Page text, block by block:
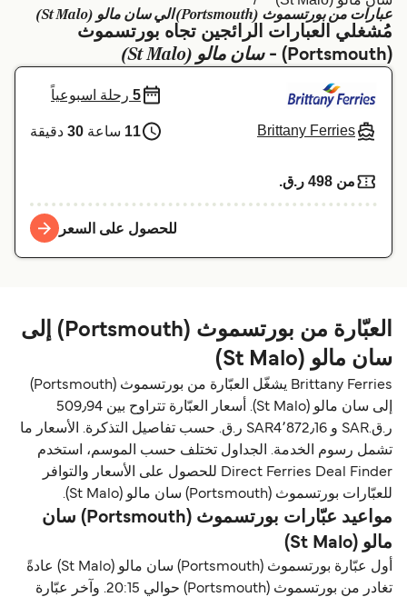
Deutschland
Schweiz (DE)
Norge
Україна
Indonesia
Maroc (FR)
عبارات من بورتسموث (Portsmouth) الي سان مالو (St Malo)
مُشغلي العبارات الرائجين تجاه بورتسموث
(Portsmouth) -
سان مالو (St Malo)
Brittany Ferries
5 رحلة اسبوعياً
11 ساعة 30 دقيقة
من 498 ر.ق.‏
للحصول على السعر
العبّارة من بورتسموث (Portsmouth) إلى
سان مالو (St Malo)
Brittany Ferries يشغّل العبّارة من بورتسموث (Portsmouth)
إلى سان مالو (St Malo). أسعار العبّارة تتراوح بين 509٫94
ر.ق.‏SAR و SAR4٬872٫16 ر.ق.‏ حسب تفاصيل التذكرة. الأسعار ما
تشمل رسوم الخدمة. الجداول تختلف حسب الموسم، استخدم
Direct Ferries Deal Finder للحصول على الأسعار والتوافر
للعبّارات بورتسموث (Portsmouth) سان مالو (St Malo).
مواعيد عبّارات بورتسموث (Portsmouth) سان
مالو (St Malo)
أول عبّارة بورتسموث (Portsmouth) سان مالو (St Malo) عادةً
تغادر من بورتسموث (Portsmouth) حوالي 20:15. وآخر عبّارة